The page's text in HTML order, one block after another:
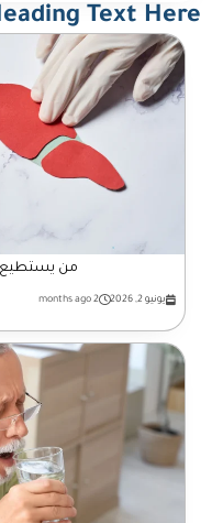
Text Here
من يستطيع
يونيو 2, 2026 2 months ago